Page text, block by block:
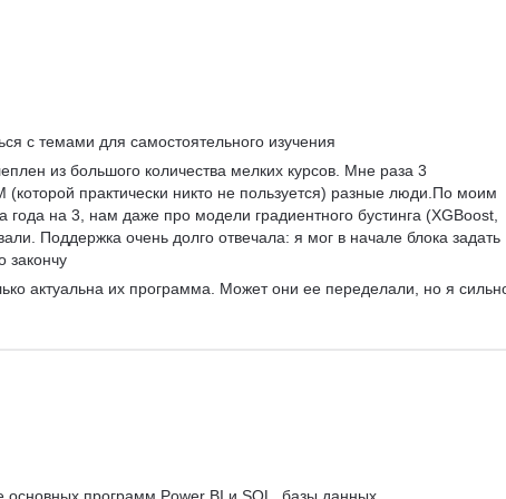
Управление закупками
Курсы Teamlead
Топ менеджмент
Ведение переговоров
Работа в команде
с темами для самостоятельного изучения
из большого количества мелких курсов. Мне раза 3
(которой практически никто не пользуется) разные люди.По моим
на 3, нам даже про модели градиентного бустинга (XGBoost,
Поддержка очень долго отвечала: я мог в начале блока задать
закончу
актуальна их программа. Может они ее переделали, но я